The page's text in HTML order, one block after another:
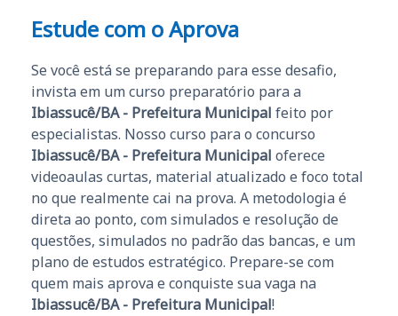
Estude com o Aprova
Se você está se preparando para esse desafio,
invista em um curso preparatório para a
Ibiassucê/BA - Prefeitura Municipal feito por
especialistas. Nosso curso para o concurso
Ibiassucê/BA - Prefeitura Municipal oferece
videoaulas curtas, material atualizado e foco total
no que realmente cai na prova. A metodologia é
direta ao ponto, com simulados e resolução de
questões, simulados no padrão das bancas, e um
plano de estudos estratégico. Prepare-se com
quem mais aprova e conquiste sua vaga na
Ibiassucê/BA - Prefeitura Municipal!